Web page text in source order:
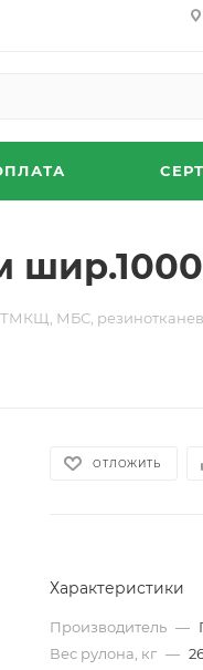
МБС,
ОТЛОЖИТЬ
Характеристики
Производитель —
Вес рулона, кг —